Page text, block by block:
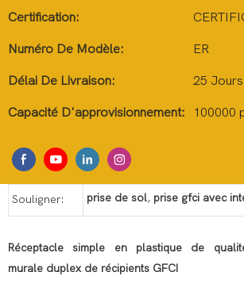
Certification:
Numéro De Modèle: ER
Délai De Livraison: 25 Jours
Capacité D'approvisionnement: 100000
Souligner: prise de sol, prise gfci avec
Réceptacle simple en plastique de
murale duplex de récipients GFCI